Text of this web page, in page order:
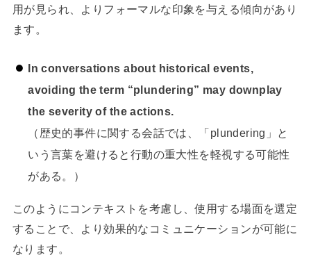
用が見られ、よりフォーマルな印象を与える傾向があり
ます。
In conversations about historical events,
avoiding the term “plundering” may downplay
the severity of the actions.
（歴史的事件に関する会話では、「plundering」と
いう言葉を避けると行動の重大性を軽視する可能性
がある。）
このようにコンテキストを考慮し、使用する場面を選定
することで、より効果的なコミュニケーションが可能に
なります。